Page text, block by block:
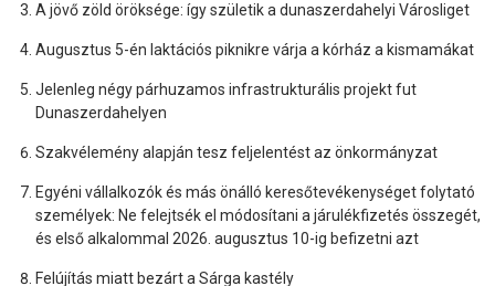
A jövő zöld öröksége: így születik a dunaszerdahelyi Városliget
Augusztus 5-én laktációs piknikre várja a kórház a kismamákat
Jelenleg négy párhuzamos infrastrukturális projekt fut
Dunaszerdahelyen
Szakvélemény alapján tesz feljelentést az önkormányzat
Egyéni vállalkozók és más önálló keresőtevékenységet folytató
személyek: Ne felejtsék el módosítani a járulékfizetés összegét,
és első alkalommal 2026. augusztus 10-ig befizetni azt
Felújítás miatt bezárt a Sárga kastély